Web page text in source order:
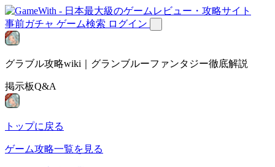
事前ガチャ ゲーム検索 ログイン
グラブル攻略wiki｜グランブルーファンタジー徹底解説
掲示板Q&A
トップに戻る
ゲーム攻略一覧を見る